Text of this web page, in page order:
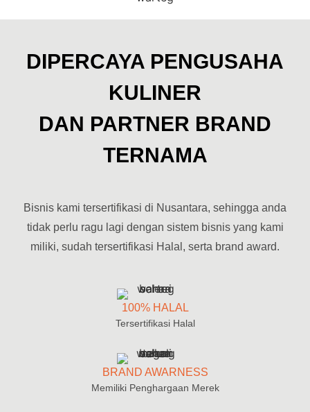
Kemitraan Warteg Murah:
[harga franchise warteg] dan
"bisnis warteg kekinian" dan
DIPERCAYA PENGUSAHA
KULINER
DAN PARTNER BRAND
TERNAMA
Bisnis kami tersertifikasi di Nusantara, sehingga anda
tidak perlu ragu lagi dengan sistem bisnis yang kami
miliki, sudah tersertifikasi Halal, serta brand award.
100% HALAL
Tersertifikasi Halal
BRAND AWARNESS
Memiliki Penghargaan Merek